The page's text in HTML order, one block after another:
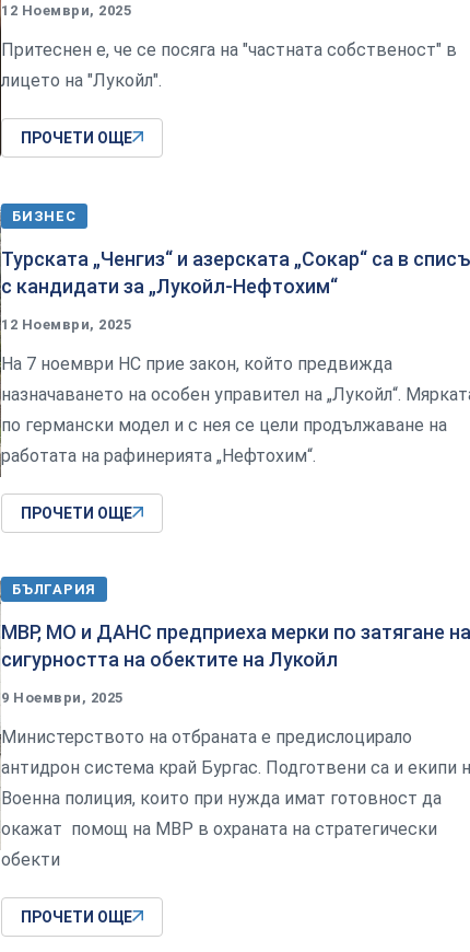
12 Ноември, 2025
Притеснен е, че се посяга на "частната собственост" в
лицето на "Лукойл".
ПРОЧЕТИ ОЩЕ
БИЗНЕС
Турската „Ченгиз“ и азерската „Сокар“ са в
с кандидати за „Лукойл-Нефтохим“
12 Ноември, 2025
На 7 ноември НС прие закон, който предвижда
назначаването на особен управител на „Лукойл“.
по германски модел и с нея се цели продължаване на
работата на рафинерията „Нефтохим“.
ПРОЧЕТИ ОЩЕ
БЪЛГАРИЯ
МВР, МО и ДАНС предприеха мерки по затягане на
сигурността на обектите на Лукойл
9 Ноември, 2025
Министерството на отбраната е предислоцирало
антидрон система край Бургас. Подготвени са и екипи
Военна полиция, които при нужда имат готовност да
окажат помощ на МВР в охраната на стратегически
обекти
ПРОЧЕТИ ОЩЕ